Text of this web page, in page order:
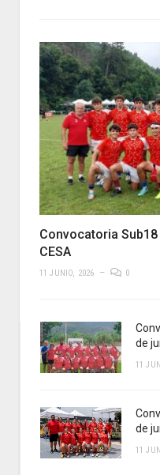
Convocatoria
CESA
11 JUNIO, 2026 0
de
11
de
11